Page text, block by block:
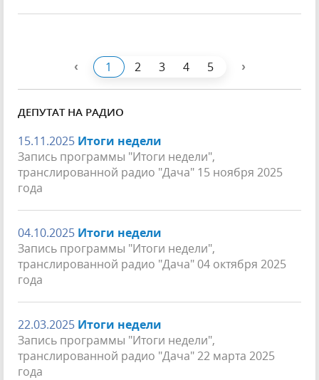
‹ 1 2 3 4 5 ›
ДЕПУТАТ НА РАДИО
15.11.2025 Итоги недели
Запись программы "Итоги недели",
транслированной радио "Дача" 15 ноября 2025
года
04.10.2025 Итоги недели
Запись программы "Итоги недели",
транслированной радио "Дача" 04 октября 2025
года
22.03.2025 Итоги недели
Запись программы "Итоги недели",
транслированной радио "Дача" 22 марта 2025
года